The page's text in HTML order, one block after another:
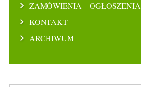
ZAMÓWIENIA – OGŁOSZENIA
KONTAKT
ARCHIWUM